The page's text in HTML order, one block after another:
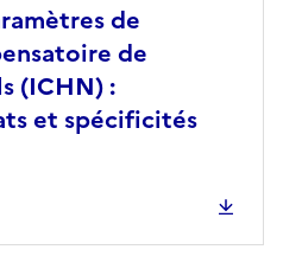
de
de
(ICHN) :
et spécificités